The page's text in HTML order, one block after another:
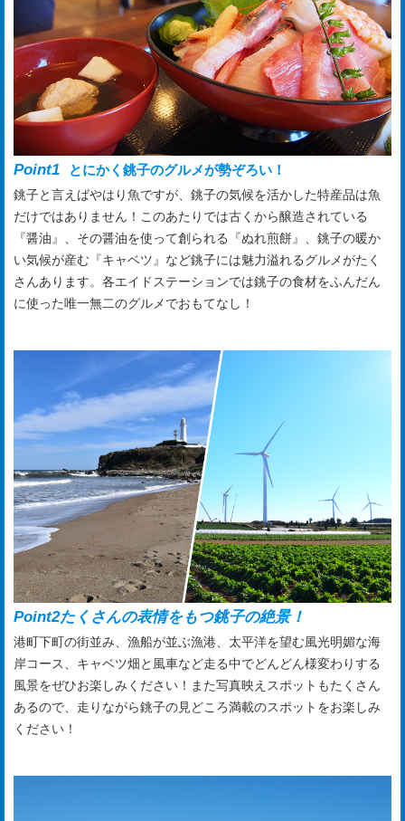
Point1 とにかく銚子のグルメが勢ぞろい！
銚子と言えばやはり魚ですが、銚子の気候を活かした特産品は魚
だけではありません！このあたりでは古くから醸造されている
『醤油』、その醤油を使って創られる『ぬれ煎餅』、銚子の暖か
い気候が産む『キャベツ』など銚子には魅力溢れるグルメがたく
さんあります。各エイドステーションでは銚子の食材をふんだん
に使った唯一無二のグルメでおもてなし！
Point2たくさんの表情をもつ銚子の絶景！
港町下町の街並み、漁船が並ぶ漁港、太平洋を望む風光明媚な海
岸コース、キャベツ畑と風車など走る中でどんどん様変わりする
風景をぜひお楽しみください！また写真映えスポットもたくさん
あるので、走りながら銚子の見どころ満載のスポットをお楽しみ
ください！